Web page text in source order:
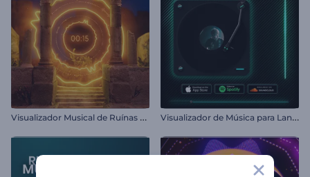
V
isualizador Musical de Ruínas Antigas V
isualizador de Música para Lançamentos